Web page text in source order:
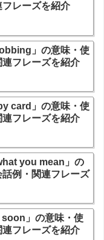
レーズを紹介
」の意味・使
フレーズを紹介
card」の意味・使
フレーズを紹介
you mean」の
例・関連フレーズ
soon」の意味・使
フレーズを紹介